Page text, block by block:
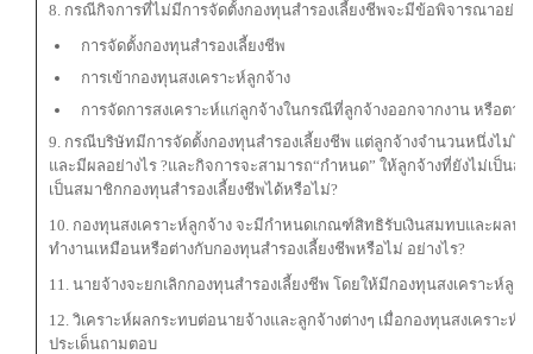
8. กรณีกิจการที่ไม่มีการจัดตั้งกองทุนสำรองเลี้ยงชีพจะมีข้อพิจารณาอย่าง
การจัดตั้งกองทุนสำรองเลี้ยงชีพ
การเข้ากองทุนสงเคราะห์ลูกจ้าง
การจัดการสงเคราะห์แก่ลูกจ้างในกรณีที่ลูกจ้างออกจากงาน หรือตาย
9. กรณีบริษัทมีการจัดตั้งกองทุนสำรองเลี้ยงชีพ แต่ลูกจ้างจำนวนหนึ่งไม่ไ
และมีผลอย่างไร ?และกิจการจะสามารถ“กำหนด” ให้ลูกจ้างที่ยังไม่เป็นส
เป็นสมาชิกกองทุนสำรองเลี้ยงชีพได้หรือไม่?
10. กองทุนสงเคราะห์ลูกจ้าง จะมีกำหนดเกณฑ์สิทธิรับเงินสมทบและผลป
ทำงานเหมือนหรือต่างกับกองทุนสำรองเลี้ยงชีพหรือไม่ อย่างไร?
11. นายจ้างจะยกเลิกกองทุนสำรองเลี้ยงชีพ โดยให้มีกองทุนสงเคราะห์ลูก
12. วิเคราะห์ผลกระทบต่อนายจ้างและลูกจ้างต่างๆ เมื่อกองทุนสงเคราะ
ประเด็นถามตอบ